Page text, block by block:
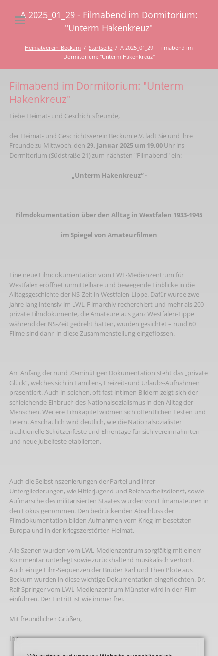
A 2025_01_29 - Filmabend im Dormitorium:
"Unterm Hakenkreuz"
Heimatverein-Beckum Startseite
A 2025_01_29 - Filmabend im
Dormitorium: "Unterm Hakenkreuz"
Filmabend im Dormitorium: "Unterm
Hakenkreuz"
Liebe Heimat- und Geschichtsfreunde,
der Heimat- und Geschichtsverein Beckum e.V. lädt Sie und Ihre
Freunde zu Mittwoch, den 29. Januar 2025 um 19.00Uhr ins
Dormitorium (Südstraße 21) zum nächsten "Filmabend" ein:
„Unterm Hakenkreuz“ -
Filmdokumentation über den Alltag in Westfalen 1933-1945
im Spiegel von Amateurfilmen
Eine neue Filmdokumentation vom LWL-Medienzentrum für
Westfalen eröffnet unmittelbare und bewegende Einblicke in die
Alltagsgeschichte der NS-Zeit in Westfalen-Lippe. Dafür wurde zwei
Jahre lang intensiv im LWL-Filmarchiv recherchiert und mehr als 200
private Filmdokumente, die Amateure aus ganz Westfalen-Lippe
während der NS-Zeit gedreht hatten, wurden gesichtet – rund 60
Filme sind dann in diese Zusammenstellung eingeflossen.
Am Anfang der rund 70-minütigen Dokumentation steht das „private
Glück“, welches sich in Familien-, Freizeit- und Urlaubs-Aufnahmen
präsentiert. Auch in solchen, oft fast intimen Bildern zeigt sich der
schleichende Einbruch des Nationalsozialismus in den Alltag der
Menschen. Weitere Filmkapitel widmen sich öffentlichen Festen und
Feiern. Anschaulich wird deutlich, wie die Nationalsozialisten
traditionelle Schützenfeste und Ehrentage für sich vereinnahmten
und neue Jubelfeste etablierten.
Auch die Selbstinszenierungen der Partei und ihrer
Untergliederungen, wie Hitlerjugend und Reichsarbeitsdienst, sowie
Aufmärsche des militarisierten Staates wurden von Filmamateuren in
den Fokus genommen. Den bedrückenden Abschluss der
Filmdokumentation bilden Aufnahmen vom Krieg im besetzten
Europa und in der kriegszerstörten Heimat.
Alle Szenen wurden vom LWL-Medienzentrum sorgfältig mit einem
Kommentar unterlegt sowie zurückhaltend musikalisch vertont.
Auch einige Film-Sequenzen der Brüder Karl und Theo Plote aus
Beckum wurden in diese wichtige Dokumentation eingeflochten. Dr.
Ralf Springer vom LWL-Medienzentrum Münster wird in den Film
einführen. Der Eintritt ist wie immer frei.
Mit freundlichen Grüßen,
Ihr